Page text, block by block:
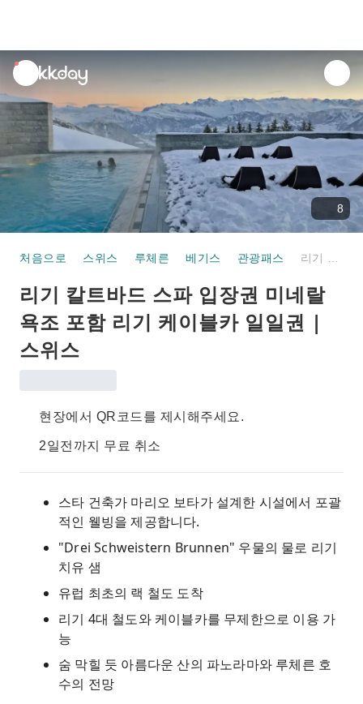
unread
notifications
8
처음으로 스위스 루체른 베기스 관광패스
리기 칼트바드 스파 입장권 미네랄
욕조 포함 리기 케이블카 일일권 |
스위스
현장에서 QR코드를 제시해주세요.
2일전까지 무료 취소
스타 건축가 마리오 보타가 설계한 시설에서 포괄
적인 웰빙을 제공합니다.
"Drei Schweistern Brunnen" 우물의 물로 리기
치유 샘
유럽 최초의 랙 철도 도착
리기 4대 철도와 케이블카를 무제한으로 이용 가
능
숨 막힐 듯 아름다운 산의 파노라마와 루체른 호
수의 전망